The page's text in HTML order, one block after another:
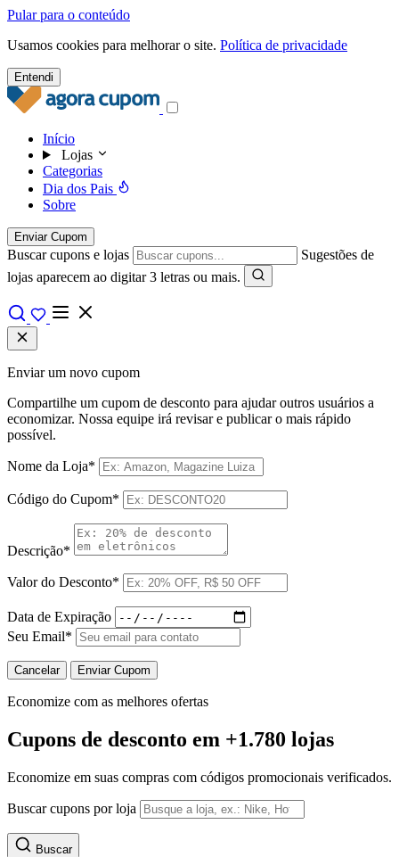
Pular para o conteúdo
Usamos cookies para melhorar o site. Política de privacidade
Entendi
Início
Lojas
Categorias
Dia dos Pais
Sobre
Enviar Cupom
Buscar cupons e lojas
Sugestões de
lojas aparecem ao digitar 3 letras ou mais.
Enviar um novo cupom
Compartilhe um cupom de desconto para ajudar outros usuários a
economizar. Nossa equipe irá revisar e publicar o mais rápido
possível.
Nome da Loja*
Código do Cupom*
Descrição*
Valor do Desconto*
Data de Expiração
Seu Email*
Cancelar Enviar Cupom
Economize com as melhores ofertas
Cupons de desconto em +1.780 lojas
Economize em suas compras com códigos promocionais verificados.
Buscar cupons por loja
Buscar